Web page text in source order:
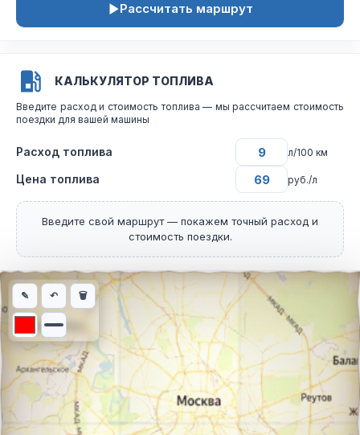
Рассчитать маршрут
КАЛЬКУЛЯТОР ТОПЛИВА
Введите расход и стоимость топлива — мы рассчитаем стоимость
поездки для вашей машины
Расход топлива л/100 км
Цена топлива руб./л
Введите свой маршрут — покажем точный расход и
стоимость поездки.
Интерактивная карта автомобильного маршрута из города
✎ ↶ 🗑